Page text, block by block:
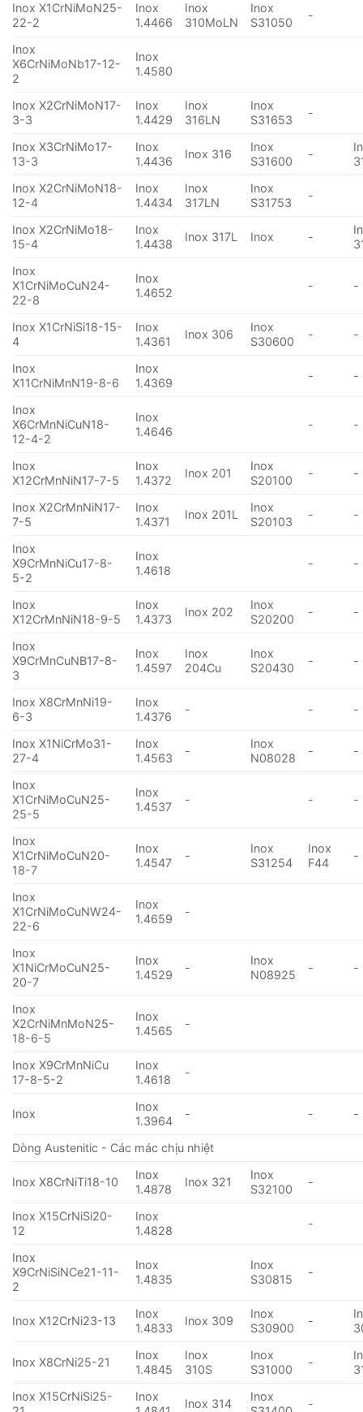
Inox X1CrNiMoN25-
22-2
Inox
1.4466
Inox
310MoLN
Inox
S31050
-
Inox
X6CrNiMoNb17-12-
2
Inox
1.4580
Inox X2CrNiMoN17-
3-3
Inox
1.4429
Inox
316LN
Inox
S31653
-
Inox X3CrNiMo17-
13-3
Inox
1.4436
Inox 316
Inox
S31600
-
Inox X2CrNiMoN18-
12-4
Inox
1.4434
Inox
317LN
Inox
S31753
-
Inox X2CrNiMo18-
15-4
Inox
1.4438
Inox 317L Inox -
Inox
X1CrNiMoCuN24-
22-8
Inox
1.4652
- -
Inox X1CrNiSi18-15-
4
Inox
1.4361
Inox 306
Inox
S30600
- -
Inox
X11CrNiMnN19-8-6
Inox
1.4369
- -
Inox
X6CrMnNiCuN18-
12-4-2
Inox
1.4646
- -
Inox
X12CrMnNiN17-7-5
Inox
1.4372
Inox 201
Inox
S20100
- -
Inox X2CrMnNiN17-
7-5
Inox
1.4371
Inox 201L
Inox
S20103
- -
Inox
X9CrMnNiCu17-8-
5-2
Inox
1.4618
- -
Inox
X12CrMnNiN18-9-5
Inox
1.4373
Inox 202
Inox
S20200
- -
Inox
X9CrMnCuNB17-8-
3
Inox
1.4597
Inox
204Cu
Inox
S20430
- -
Inox X8CrMnNi19-
6-3
Inox
1.4376
- - -
Inox X1NiCrMo31-
27-4
Inox
1.4563
-
Inox
N08028
- -
Inox
X1CrNiMoCuN25-
25-5
Inox
1.4537
- - -
Inox
X1CrNiMoCuN20-
18-7
Inox
1.4547
-
Inox
S31254
Inox
F44
-
Inox
X1CrNiMoCuNW24-
22-6
Inox
1.4659
-
Inox
X1NiCrMoCuN25-
20-7
Inox
1.4529
-
Inox
N08925
- -
Inox
X2CrNiMnMoN25-
18-6-5
Inox
1.4565
-
Inox X9CrMnNiCu
17-8-5-2
Inox
1.4618
-
Inox
Inox
1.3964
- - -
Dòng Austenitic - Các mác chịu nhiệt
Inox X8CrNiTi18-10
Inox
1.4878
Inox 321
Inox
S32100
-
Inox X15CrNiSi20-
12
Inox
1.4828
-
Inox
X9CrNiSiNCe21-11-
2
Inox
1.4835
Inox
S30815
-
Inox X12CrNi23-13
Inox
1.4833
Inox 309
Inox
S30900
-
Inox X8CrNi25-21
Inox
1.4845
Inox
310S
Inox
S31000
-
Inox X15CrNiSi25-
Inox
Inox 314
Inox
-